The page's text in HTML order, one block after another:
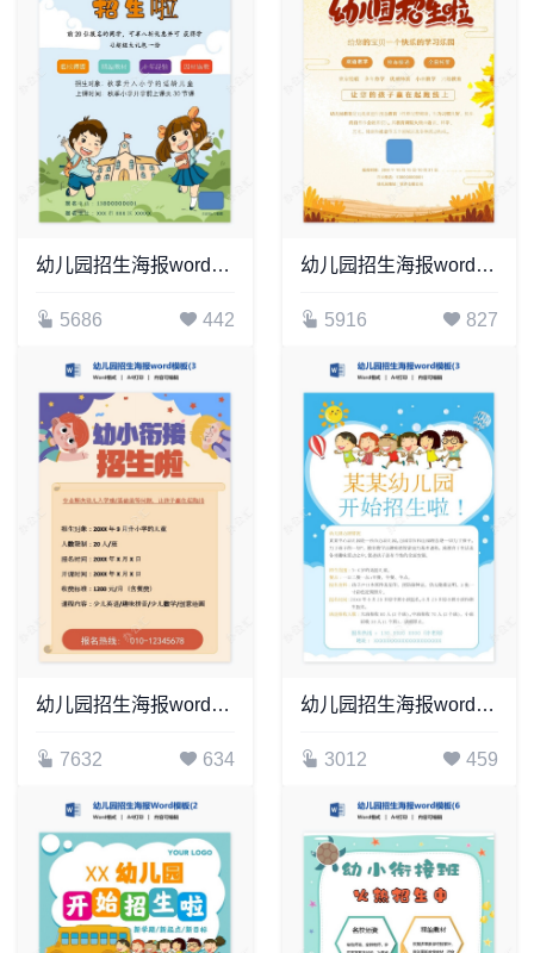
幼儿园招生海报word模板(9)
5686 442
幼儿园招生海报word模板(46)
5916 827
幼儿园招生海报word模板(30)
7632 634
幼儿园招生海报word模板(33)
3012 459